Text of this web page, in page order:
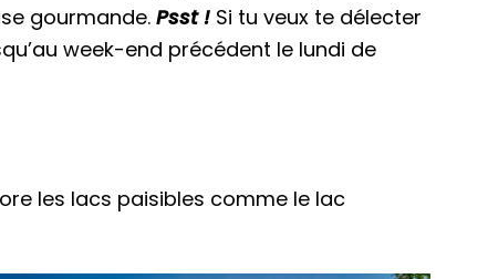
gourmande. Psst ! Si tu veux te délecter
week-end précédent le lundi de
les lacs paisibles comme le lac